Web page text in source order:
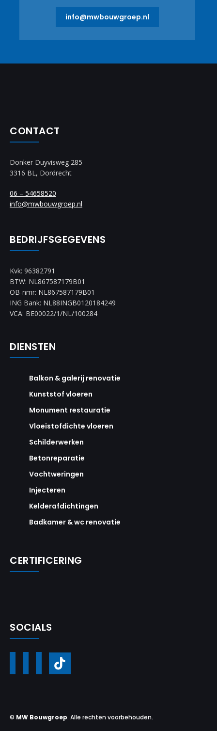
info@mwbouwgroep.nl
CONTACT
Donker Duyvisweg 285
3316 BL, Dordrecht
06 – 54658520
info@mwbouwgroep.nl
BEDRIJFSGEGEVENS
Kvk: 96382791
BTW: NL867587179B01
OB-nmr: NL867587179B01
ING Bank: NL88INGB0120184249
VCA: BE00022/1/NL/100284
DIENSTEN
Balkon & galerij renovatie
Kunststof vloeren
Monument restauratie
Vloeistofdichte vloeren
Schilderwerken
Betonreparatie
Vochtweringen
Injecteren
Kelderafdichtingen
Badkamer & wc renovatie
CERTIFICERING
SOCIALS
© MW Bouwgroep. Alle rechten voorbehouden.